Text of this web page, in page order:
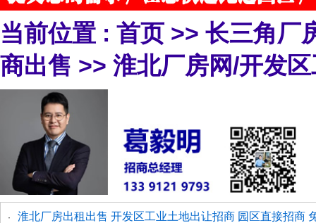
当前位置 : 首页 >> 长三角厂
商出售 >> 淮北厂房网/开发
· 淮北厂房出租出售 开发区工业土地出让招商 园区直接招商